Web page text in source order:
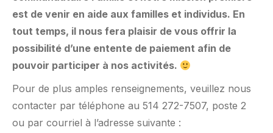
est de venir en aide aux familles et individus. En
tout temps, il nous fera plaisir de vous offrir la
possibilité d’une entente de paiement afin de
pouvoir participer à nos activités.
Pour de plus amples renseignements, veuillez nous
contacter par téléphone au 514 272-7507, poste 2
ou par courriel à l’adresse suivante :